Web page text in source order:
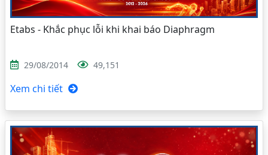
Etabs - Khắc phục lỗi khi khai báo Diaphragm
29/08/2014 49,151
Xem chi tiết